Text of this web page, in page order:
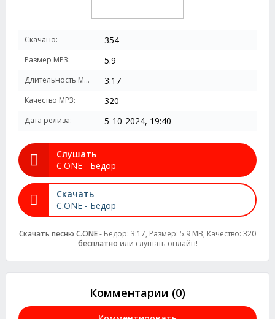
Скачано: 354
Размер MP3: 5.9
Длительность MP3: 3:17
Качество MP3: 320
Дата релиза: 5-10-2024, 19:40
Слушать
C.ONE - Бедор
Скачать
C.ONE - Бедор
Скачать песню C.ONE- Бедор: 3:17, Размер: 5.9 MB, Качество: 320
бесплатно или слушать онлайн!
Комментарии (0)